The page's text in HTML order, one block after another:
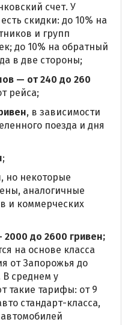
счет. У
скидки: до 10% на
и групп
до 10% на обратный
в две стороны;
— от 240 до 260
рейса;
, в зависимости
поезда и дня
;
, но некоторые
аналогичные
и коммерческих
до 2600 гривен;
на основе класса
от Запорожья до
В среднем у
такие тарифы: от 9
стандарт-класса,
автомобилей